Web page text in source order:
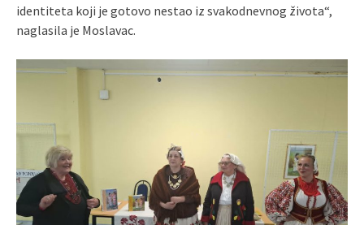
identiteta koji je gotovo nestao iz svakodnevnog života“,
naglasila je Moslavac.